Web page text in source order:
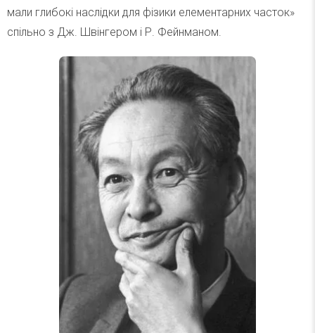
мали глибокі наслідки для фізики елементарних часток»
спільно з Дж. Швінгером і Р. Фейнманом.